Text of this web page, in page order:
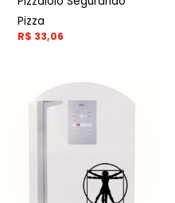
Pizza
R$ 33,06